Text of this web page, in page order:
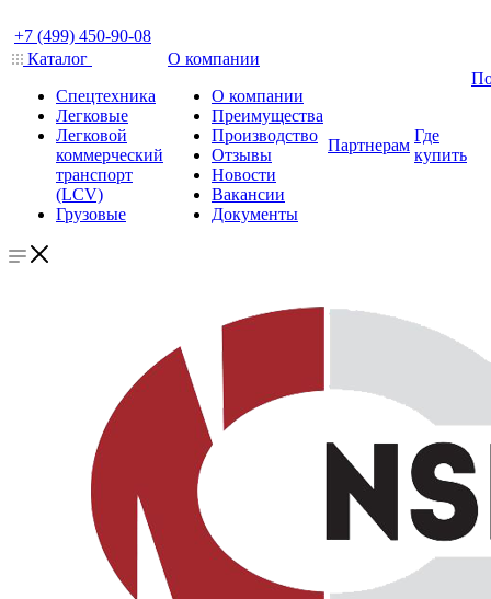
+7 (499) 450-90-08
Каталог
Спецтехника
Легковые
Легковой
коммерческий
транспорт
(LCV)
Грузовые
О компании
О компании
Преимущества
Производство
Отзывы
Новости
Вакансии
Документы
Партнерам
Где
купить